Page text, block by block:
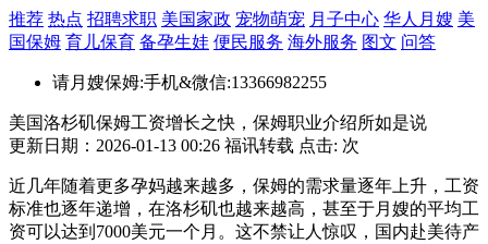
推荐 热点 招聘求职 美国家政 宠物萌宠 月子中心 华人月嫂 美
国保姆 育儿保育 备孕生娃 便民服务 海外服务 图文 问答
请月嫂保姆:手机&微信:13366982255
美国洛杉矶保姆工资增长之快，保姆职业介绍所如是说
更新日期：2026-01-13 00:26 福讯转载 点击: 次
近几年随着更多孕妈越来越多，保姆的需求量逐年上升，工资
标准也逐年递增，在洛杉矶也越来越高，甚至于月嫂的平均工
资可以达到7000美元一个月。这不禁让人惊叹，国内赴美待产